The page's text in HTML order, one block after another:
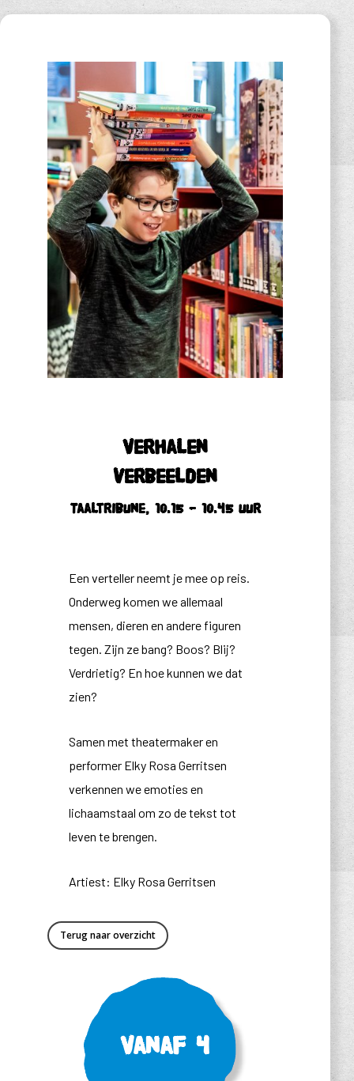
Verhalen
verbeelden
Taaltribune, 10.15 – 10.45 uur
Een verteller neemt je mee op reis.
Onderweg komen we allemaal
mensen, dieren en andere figuren
tegen. Zijn ze bang? Boos? Blij?
Verdrietig? En hoe kunnen we dat
zien?
Samen met theatermaker en
performer Elky Rosa Gerritsen
verkennen we emoties en
lichaamstaal om zo de tekst tot
leven te brengen.
Artiest: Elky Rosa Gerritsen
Terug naar overzicht
Vanaf 4